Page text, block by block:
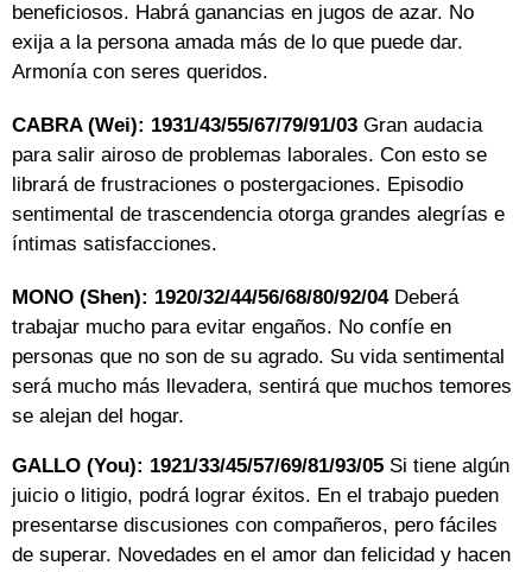
beneficiosos. Habrá ganancias en jugos de azar. No
exija a la persona amada más de lo que puede dar.
Armonía con seres queridos.
CABRA (Wei): 1931/43/55/67/79/91/03 Gran audacia
para salir airoso de problemas laborales. Con esto se
librará de frustraciones o postergaciones. Episodio
sentimental de trascendencia otorga grandes alegrías e
íntimas satisfacciones.
MONO (Shen): 1920/32/44/56/68/80/92/04 Deberá
trabajar mucho para evitar engaños. No confíe en
personas que no son de su agrado. Su vida sentimental
será mucho más llevadera, sentirá que muchos temores
se alejan del hogar.
GALLO (You): 1921/33/45/57/69/81/93/05 Si tiene algún
juicio o litigio, podrá lograr éxitos. En el trabajo pueden
presentarse discusiones con compañeros, pero fáciles
de superar. Novedades en el amor dan felicidad y hacen